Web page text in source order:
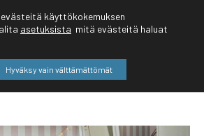
käyttökokemuksen
asetuksista mitä evästeitä haluat
Hyväksy vain välttämättömät